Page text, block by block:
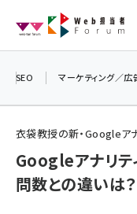
ン
seo (3524)
SEO マーケティング／広
衣袋教授の新・Googleア
Googleアナリテ
問数との違いは？